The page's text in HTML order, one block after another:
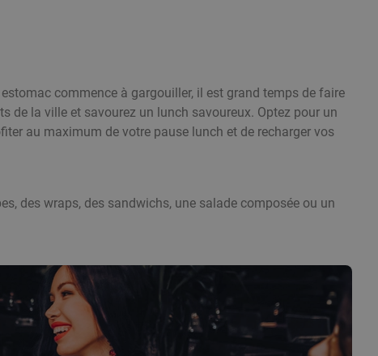
commence à gargouiller, il est grand temps de faire
de la ville et savourez un lunch savoureux. Optez pour un
au maximum de votre pause lunch et de recharger vos
des wraps, des sandwichs, une salade composée ou un